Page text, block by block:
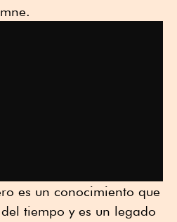
es un conocimiento que
tiempo y es un legado